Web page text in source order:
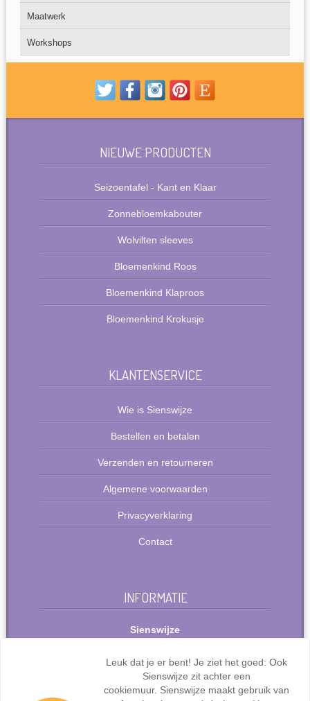
Maatwerk
Workshops
NIEUWE PRODUCTEN
Seizoentafel - Kant en Klaar
Zonnebloemkabouter
Wolvilten sleeves
Bloemenkind Roos
Bloemenkind Klaproos
Bloemenkind Krokusje
KLANTENSERVICE
Wie is Sienswijze
Bestellen en betalen
Verzenden en retourneren
Algemene voorwaarden
Privacyverklaring
Contact
INFORMATIE
Sienswijze
2711 PP Zoetermeer
Nederland
Tel: +31(0)627072095
Leuk dat je er bent! Je ziet het goed: Ook
Sienswijze zit achter een
cookiemuur. Sienswijze maakt gebruik van